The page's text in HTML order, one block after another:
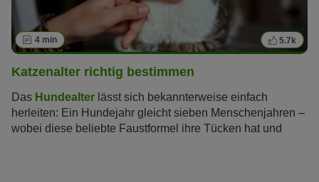
4 min 5.7k
Katzenalter richtig bestimmen
Das Hundealter lässt sich bekannterweise einfach
herleiten: Ein Hundejahr gleicht sieben Menschenjahren –
wobei diese beliebte Faustformel ihre Tücken hat und